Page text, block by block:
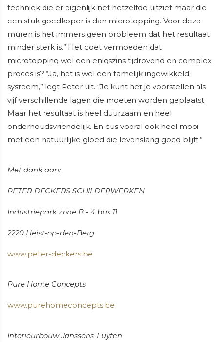
techniek die er eigenlijk net hetzelfde uitziet maar die
een stuk goedkoper is dan microtopping. Voor deze
muren is het immers geen probleem dat het resultaat
minder sterk is.” Het doet vermoeden dat
microtopping wel een enigszins tijdrovend en complex
proces is? “Ja, het is wel een tamelijk ingewikkeld
systeem,” legt Peter uit. “Je kunt het je voorstellen als
vijf verschillende lagen die moeten worden geplaatst.
Maar het resultaat is heel duurzaam en heel
onderhoudsvriendelijk. En dus vooral ook heel mooi
met een natuurlijke gloed die levenslang goed blijft.”
Met dank aan:
PETER DECKERS SCHILDERWERKEN
Industriepark zone B - 4 bus 11
2220 Heist-op-den-Berg
www.peter-deckers.be
Pure Home Concepts
www.purehomeconcepts.be
Interieurbouw Janssens-Luyten